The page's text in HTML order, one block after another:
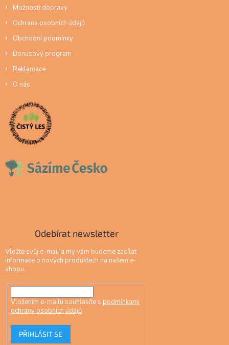
Možnosti dopravy
Ochrana osobních údajů
Obchodní podmínky
Bonusový program
Reklamace
O nás
Odebírat newsletter
Vložte svůj e-mail a my vám budeme zasílat
informace o nových produktech na našem e-
shopu.
Vložením e-mailu souhlasíte s podmínkami
ochrany osobních údajů
PŘIHLÁSIT SE